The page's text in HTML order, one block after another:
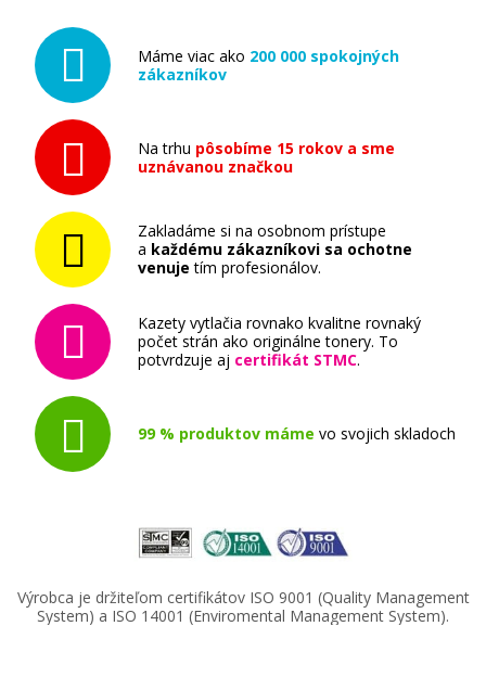
Máme viac ako 200 000 spokojných
zákazníkov
Na trhu pôsobíme 15 rokov a sme
uznávanou značkou
Zakladáme si na osobnom prístupe
a každému zákazníkovi sa ochotne
venuje tím profesionálov.
Kazety vytlačia rovnako kvalitne rovnaký
počet strán ako originálne tonery. To
potvrdzuje aj certifikát STMC.
99 % produktov máme vo svojich skladoch
Výrobca je držiteľom certifikátov ISO 9001 (Quality Management
System) a ISO 14001 (Enviromental Management System).